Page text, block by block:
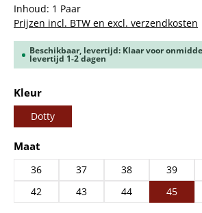
Inhoud: 1 Paar
Prijzen incl. BTW en excl. verzendkosten
Beschikbaar, levertijd: Klaar voor
levertijd 1-2 dagen
Selecteer
Kleur
Dotty
Selecteer
Maat
36 37 38 39
42
43 44 45